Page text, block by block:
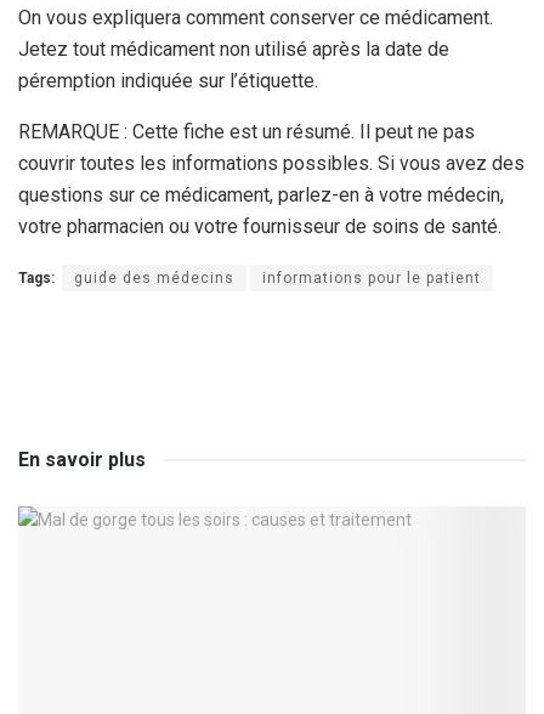
On vous expliquera comment conserver ce médicament.
Jetez tout médicament non utilisé après la date de
péremption indiquée sur l’étiquette.
REMARQUE : Cette fiche est un résumé. Il peut ne pas
couvrir toutes les informations possibles. Si vous avez des
questions sur ce médicament, parlez-en à votre médecin,
votre pharmacien ou votre fournisseur de soins de santé.
Tags: guide des médecins informations pour le patient
En savoir plus